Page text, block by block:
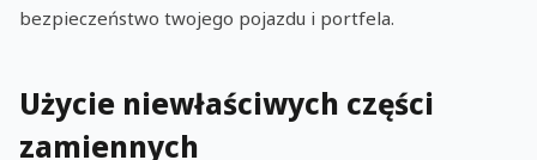
bezpieczeństwo twojego pojazdu i portfela.
Użycie niewłaściwych części
zamiennych